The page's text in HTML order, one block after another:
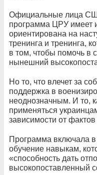
Официальные лица
программа ЦРУ имеет
ориентирована на
тренинга и тренинга,
в том, чтобы помочь в
нынешний
Но то, что влечет за
поддержка в
неоднозначным. И то,
применяться
зависимости от
Программа включала
обучение навыкам,
«способность дать
высокопоставленный